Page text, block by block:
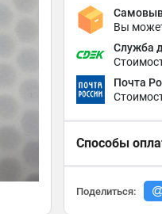
Вы
Служба
Почта
Способы
Поделиться: